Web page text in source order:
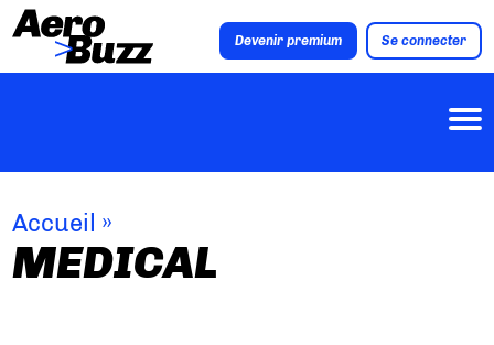
Devenir premium Se connecter
Accueil »
MEDICAL